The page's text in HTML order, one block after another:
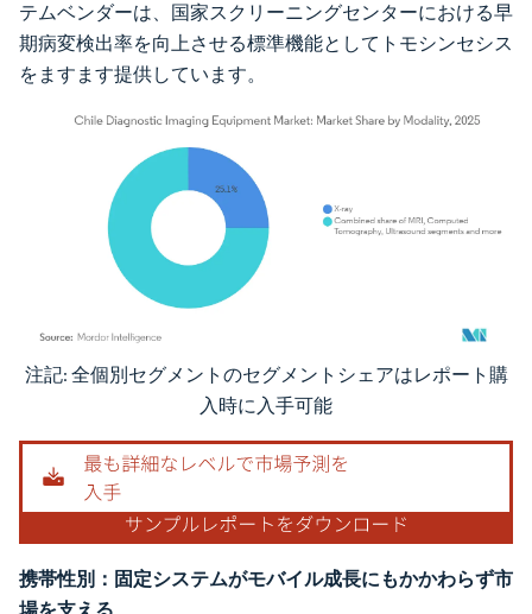
テムベンダーは、国家スクリーニングセンターにおける早
期病変検出率を向上させる標準機能としてトモシンセシス
をますます提供しています。
画像 © Mordor Intelligence。再利用にはCC BY 4.0の表示が必要です。
注記: 全個別セグメントのセグメントシェアはレポート購
入時に入手可能
携帯性別：固定システムがモバイル成長にもかかわらず市
場を支える